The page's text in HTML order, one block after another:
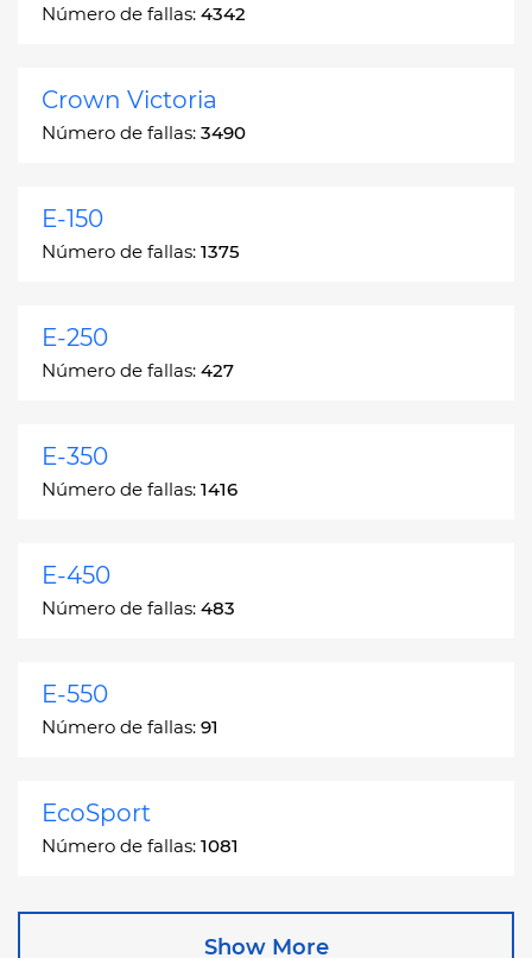
Número de fallas: 4342
Crown Victoria
Número de fallas: 3490
E-150
Número de fallas: 1375
E-250
Número de fallas: 427
E-350
Número de fallas: 1416
E-450
Número de fallas: 483
E-550
Número de fallas: 91
EcoSport
Número de fallas: 1081
Show More